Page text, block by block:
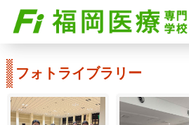
フォトライブラリー